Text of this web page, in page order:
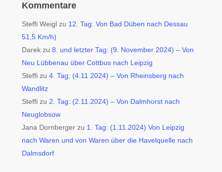
Kommentare
Steffi Weigl zu 12. Tag: Von Bad Düben nach Dessau
51,5 Km/h)
Darek zu8. und letzter Tag: (9. November 2024) – Von
Neu Lübbenau über Cottbus nach Leipzig
Steffi zu4. Tag: (4.11.2024) – Von Rheinsberg nach
Wandlitz
Steffi zu 2. Tag: (2.11.2024) – Von Dalmhorst nach
Neuglobsow
Jana Dornberger zu 1. Tag: (1.11.2024) Von Leipzig
nach Waren und von Waren über die Havelquelle nach
Dalmsdorf